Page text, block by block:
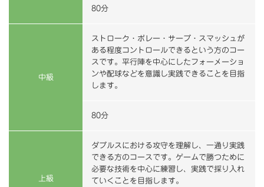
80分
中級
ストローク・ボレー・サーブ・スマッシュが
ある程度コントロールできるという方のコー
スです。平行陣を中心にしたフォーメーショ
ンや配球などを意識し実践できることを目指
します。
80分
上級
ダブルスにおける攻守を理解し、一通り実践
できる方のコースです。ゲームで勝つために
必要な技術を中心に練習し、実践で採り入れ
ていくことを目指します。